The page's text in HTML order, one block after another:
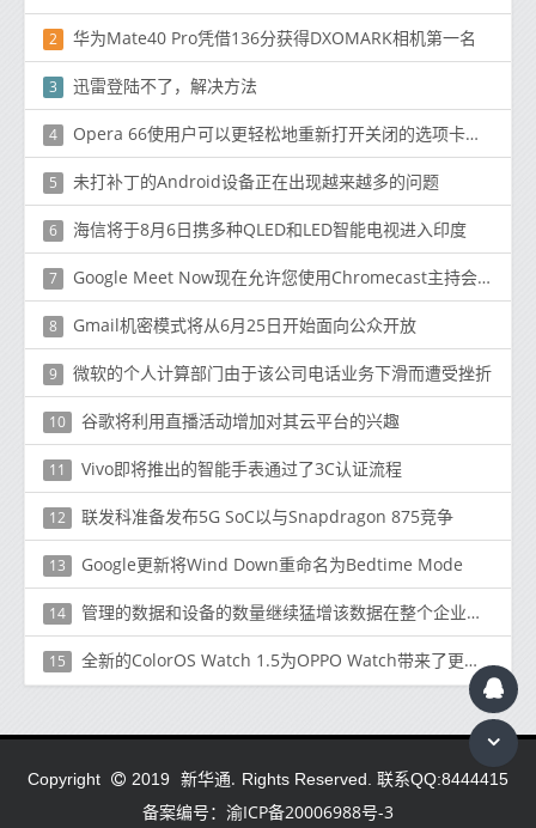
2 华为Mate40 Pro凭借136分获得DXOMARK相机第一名
3 迅雷登陆不了，解决方法
4 Opera 66使用户可以更轻松地重新打开关闭的选项卡和访问附件
5 未打补丁的Android设备正在出现越来越多的问题
6 海信将于8月6日携多种QLED和LED智能电视进入印度
7 Google Meet Now现在允许您使用Chromecast主持会议
8 Gmail机密模式将从6月25日开始面向公众开放
9 微软的个人计算部门由于该公司电话业务下滑而遭受挫折
10 谷歌将利用直播活动增加对其云平台的兴趣
11 Vivo即将推出的智能手表通过了3C认证流程
12 联发科准备发布5G SoC以与Snapdragon 875竞争
13 Google更新将Wind Down重命名为Bedtime Mode
14 管理的数据和设备的数量继续猛增该数据在整个企业中以多种格式存在
15 全新的ColorOS Watch 1.5为OPPO Watch带来了更多运动模式和表盘
Copyright 2019 新华通. Rights Reserved. 联系QQ:8444415
备案编号：渝ICP备20006988号-3